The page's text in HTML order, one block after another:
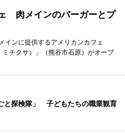
肉メインのバーガーとプ
インに提供するアメリカンカフェ
ミチクサ）」（熊谷市石原）がオープ
と探検隊」 子どもたちの職業観育